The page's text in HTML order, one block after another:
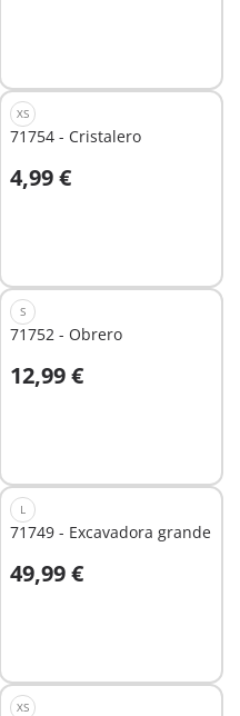
XS
71754 - Cristalero
4,99 €
A la cesta
S
71752 - Obrero
12,99 €
A la cesta
L
71749 - Excavadora grande
49,99 €
A la cesta
XS